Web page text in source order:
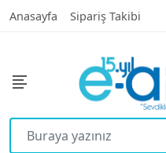
Anasayfa Sipariş Takibi